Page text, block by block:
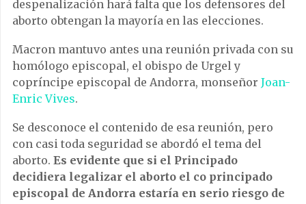
despenalización hará falta que los defensores del
aborto obtengan la mayoría en las elecciones.
Macron mantuvo antes una reunión privada con su
homólogo episcopal, el obispo de Urgel y
copríncipe episcopal de Andorra, monseñor Joan-
Enric Vives.
Se desconoce el contenido de esa reunión, pero
con casi toda seguridad se abordó el tema del
aborto. Es evidente que si el Principado
decidiera legalizar el aborto el co principado
episcopal de Andorra estaría en serio riesgo de